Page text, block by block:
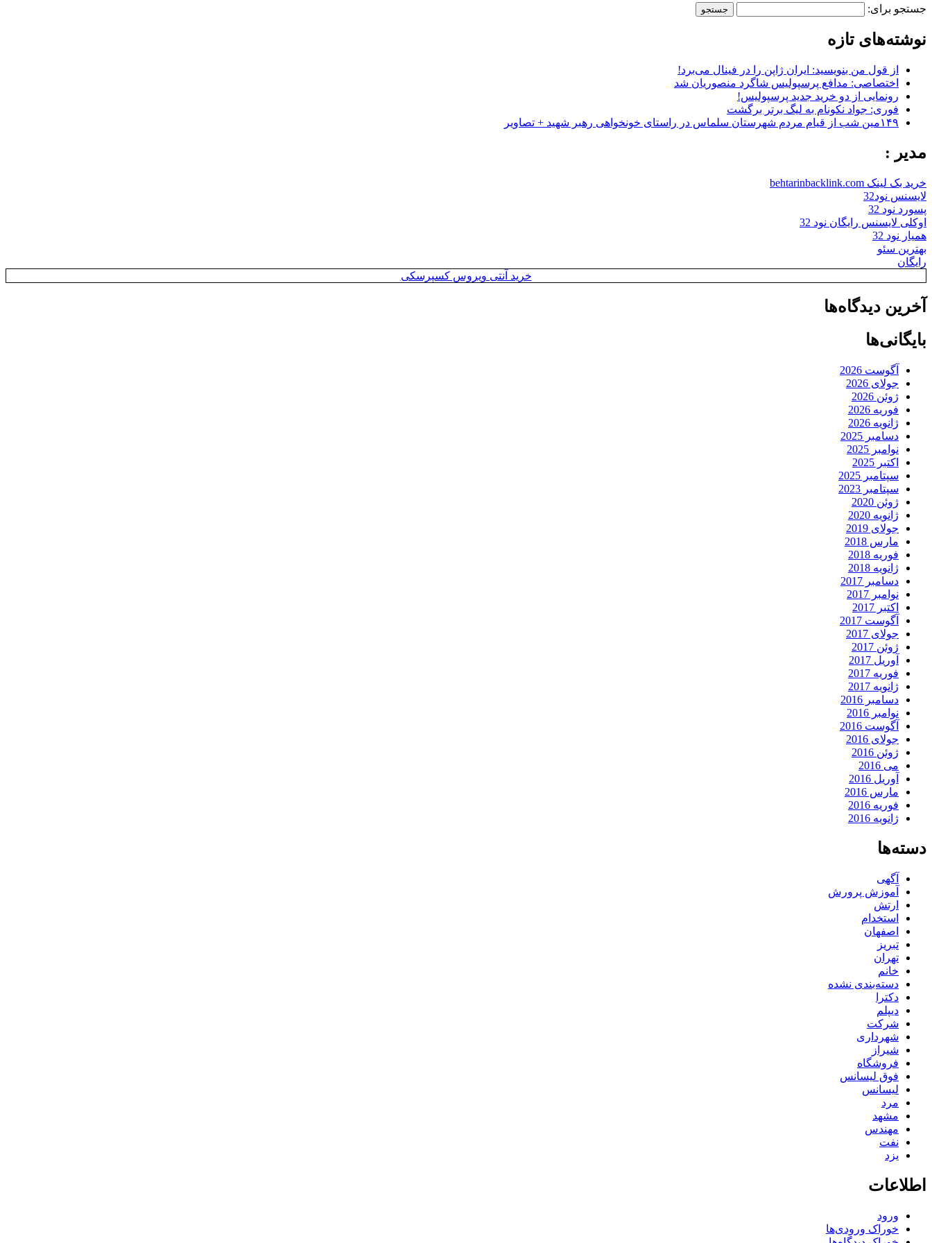
جستجو برای:
نوشته‌های تازه
از قول من بنویسید: ایران ژاپن را در فینال می‌برد!
اختصاصی: مدافع پرسپولیس شاگرد منصوریان شد
رونمایی از دو خرید جدید پرسپولیس!
فوری: جواد نکونام به لیگ برتر برگشت
۱۴۹مین شب از قیام مردم شهرستان سلماس در راستای خونخواهی رهبر شهید + تصاویر
مدیر :
خرید بک لینک behtarinbacklink.com
لایسنس نود32
پسورد نود 32
اوکلی لایسنس رایگان نود 32
همیار نود 32
بهترین سئو
رایگان
خرید آنتی ویروس کسپرسکی
آخرین دیدگاه‌ها
بایگانی‌ها
آگوست 2026
جولای 2026
ژوئن 2026
فوریه 2026
ژانویه 2026
دسامبر 2025
نوامبر 2025
اکتبر 2025
سپتامبر 2025
سپتامبر 2023
ژوئن 2020
ژانویه 2020
جولای 2019
مارس 2018
فوریه 2018
ژانویه 2018
دسامبر 2017
نوامبر 2017
اکتبر 2017
آگوست 2017
جولای 2017
ژوئن 2017
آوریل 2017
فوریه 2017
ژانویه 2017
دسامبر 2016
نوامبر 2016
آگوست 2016
جولای 2016
ژوئن 2016
می 2016
آوریل 2016
مارس 2016
فوریه 2016
ژانویه 2016
دسته‌ها
آگهی
آموزش پرورش
ارتش
استخدام
اصفهان
تبریز
تهران
خانم
دسته‌بندی نشده
دکترا
دیپلم
شرکت
شهرداری
شیراز
فروشگاه
فوق لیسانس
لیسانس
مرد
مشهد
مهندس
نفت
یزد
اطلاعات
ورود
خوراک ورودی‌ها